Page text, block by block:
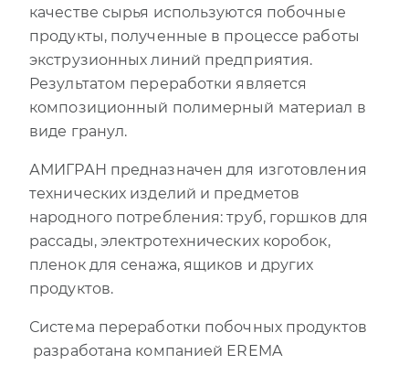
качестве сырья используются побочные
продукты, полученные в процессе работы
экструзионных линий предприятия.
Результатом переработки является
композиционный полимерный материал в
виде гранул.
АМИГРАН предназначен для изготовления
технических изделий и предметов
народного потребления: труб, горшков для
рассады, электротехнических коробок,
пленок для сенажа, ящиков и других
продуктов.
Система переработки побочных продуктов
разработана компанией EREMA